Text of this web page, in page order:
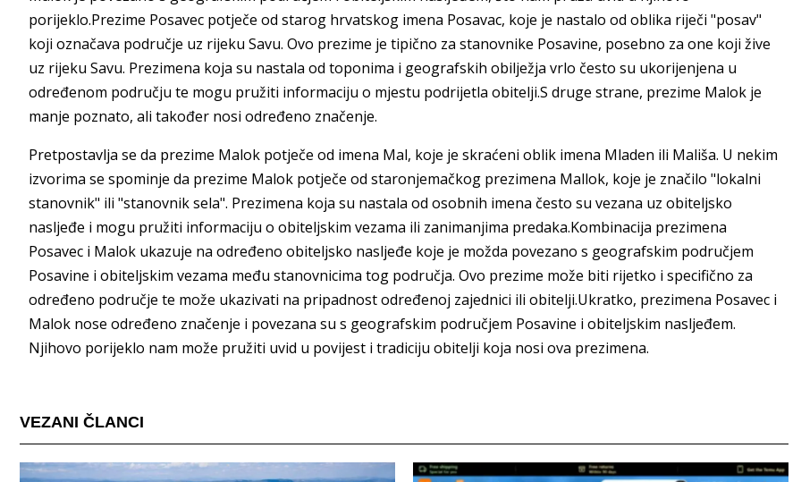
porijeklo.Prezime Posavec potječe od starog hrvatskog imena Posavac, koje je nastalo od oblika riječi "posav"
koji označava područje uz rijeku Savu. Ovo prezime je tipično za stanovnike Posavine, posebno za one koji žive
uz rijeku Savu. Prezimena koja su nastala od toponima i geografskih obilježja vrlo često su ukorijenjena u
određenom području te mogu pružiti informaciju o mjestu podrijetla obitelji.S druge strane, prezime Malok je
manje poznato, ali također nosi određeno značenje.
Pretpostavlja se da prezime Malok potječe od imena Mal, koje je skraćeni oblik imena Mladen ili Mališa. U nekim
izvorima se spominje da prezime Malok potječe od staronjemačkog prezimena Mallok, koje je značilo "lokalni
stanovnik" ili "stanovnik sela". Prezimena koja su nastala od osobnih imena često su vezana uz obiteljsko
nasljeđe i mogu pružiti informaciju o obiteljskim vezama ili zanimanjima predaka.Kombinacija prezimena
Posavec i Malok ukazuje na određeno obiteljsko nasljeđe koje je možda povezano s geografskim područjem
Posavine i obiteljskim vezama među stanovnicima tog područja. Ovo prezime može biti rijetko i specifično za
određeno područje te može ukazivati na pripadnost određenoj zajednici ili obitelji.Ukratko, prezimena Posavec i
Malok nose određeno značenje i povezana su s geografskim područjem Posavine i obiteljskim nasljeđem.
Njihovo porijeklo nam može pružiti uvid u povijest i tradiciju obitelji koja nosi ova prezimena.
VEZANI ČLANCI